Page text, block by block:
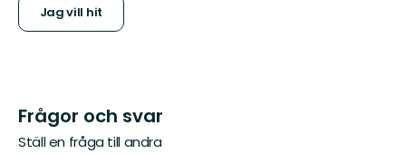
Jag vill hit
Frågor och svar
Ställ en fråga till andra